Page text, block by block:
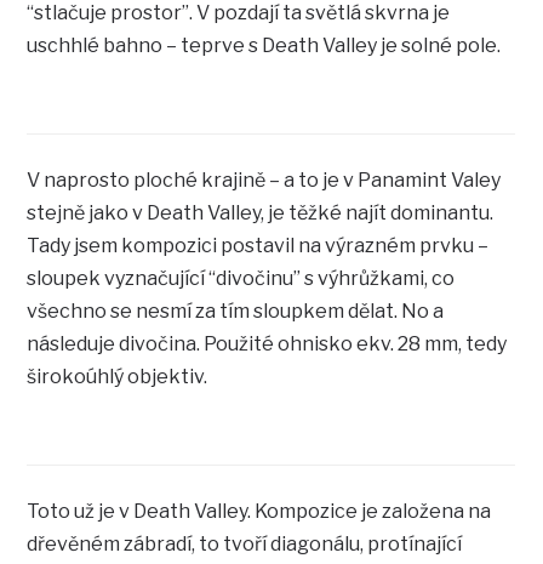
“stlačuje prostor”. V pozdají ta světlá skvrna je
uschhlé bahno – teprve s Death Valley je solné pole.
V naprosto ploché krajině – a to je v Panamint Valey
stejně jako v Death Valley, je těžké najít dominantu.
Tady jsem kompozici postavil na výrazném prvku –
sloupek vyznačující “divočinu” s výhrůžkami, co
všechno se nesmí za tím sloupkem dělat. No a
následuje divočina. Použité ohnisko ekv. 28 mm, tedy
širokoúhlý objektiv.
Toto už je v Death Valley. Kompozice je založena na
dřevěném zábradí, to tvoří diagonálu, protínající